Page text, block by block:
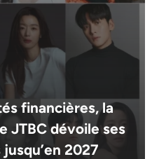
financières, la
JTBC dévoile ses
2027